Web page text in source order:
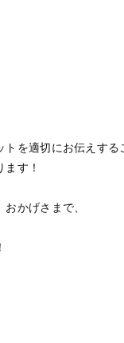
を適切にお伝えする
す！
かげさまで、